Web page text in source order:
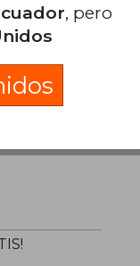
, pero